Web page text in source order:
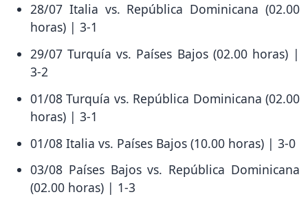
28/07 Italia vs. República Dominicana (02.00
horas) | 3-1
29/07 Turquía vs. Países Bajos (02.00 horas) |
3-2
01/08 Turquía vs. República Dominicana (02.00
horas) | 3-1
01/08 Italia vs. Países Bajos (10.00 horas) | 3-0
03/08 Países Bajos vs. República Dominicana
(02.00 horas) | 1-3